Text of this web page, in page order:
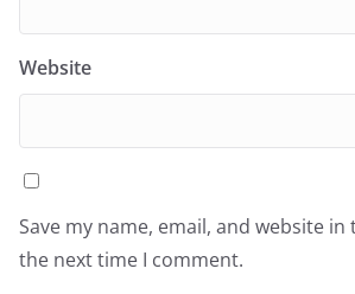
Website
Save my name, email, and website
the next time I comment.